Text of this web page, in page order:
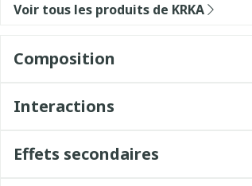
Voir tous les produits de KRKA
Composition
Interactions
Effets secondaires